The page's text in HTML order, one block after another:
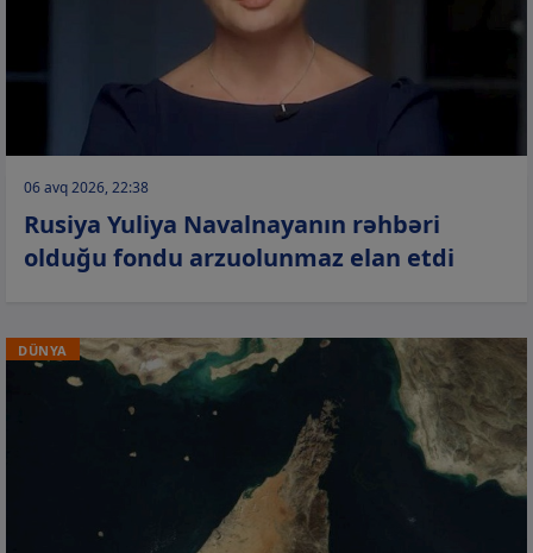
06 avq 2026, 22:38
Rusiya Yuliya Navalnayanın rəhbəri
olduğu fondu arzuolunmaz elan etdi
DÜNYA